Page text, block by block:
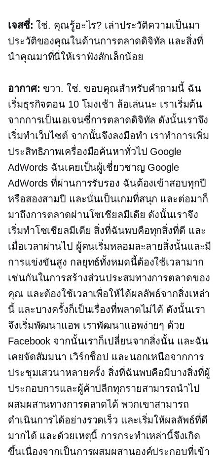
เจสซี่: ใช่. คุณรู้อะไร? เล่าประวัติความเป็นมา
ประวัติของคุณในด้านการตลาดดิจิทัล และสิ่งที่
นำคุณมาที่นี่ให้เราฟังสักเล็กน้อย
อากาศ: ขวา. ใช่. ขอบคุณสำหรับคำถามนี้ ฉัน
เริ่มธุรกิจตอน 10 โมงเช้า ล้อเล่นนะ เราเริ่มต้น
จากการเป็นเอเจนซี่การตลาดดิจิทัล ดังนั้นเราจึง
เริ่มทำเว็บไซต์ จากนั้นจึงลงมือทำ เราทำการเพิ่ม
ประสิทธิภาพเครื่องมือค้นหาทั่วไป Google
AdWords ฉันเคยเป็นผู้เชี่ยวชาญ Google
AdWords ที่ผ่านการรับรอง ฉันต้องเข้าสอบทุกปี
หรือสองสามปี และนั่นเป็นเกมที่สนุก และต่อมาก็
มาถึงการตลาดผ่านโซเชียลมีเดีย ดังนั้นเราจึง
เริ่มทำโซเชียลมีเดีย สิ่งที่ฉันพบคือทุกสิ่งที่ดี และ
เมื่อเวลาผ่านไป ผู้คนเริ่มหลอมละลายสิ่งนั้นและมี
การแข่งขันสูง กลยุทธ์ทั้งหมดนี้ต้องใช้เวลามาก
เช่นกันในการสร้างส่วนประสมทางการตลาดของ
คุณ และต้องใช้เวลาเพื่อให้ได้ผลลัพธ์จากสิ่งเหล่า
นี้ และบางครั้งก็เป็นเรื่องที่พลาดไม่ได้ ดังนั้นเรา
จึงเริ่มพัฒนาแอพ เราพัฒนาแอพง่ายๆ ด้วย
Facebook จากนั้นเราก็เปลี่ยนจากสิ่งนั้น และฉัน
เคยจัดสัมมนา เวิร์กช็อป และนอกเหนือจากการ
ประชุมเสวนาหลายครั้ง สิ่งที่ฉันพบคือมีบางสิ่งที่ผู้
ประกอบการและผู้ค้าปลีกทุกรายสามารถนำไป
ผสมผสานทางการตลาดได้ พวกเขาสามารถ
ดำเนินการได้อย่างรวดเร็ว และเริ่มให้ผลลัพธ์ที่ดี
มากได้ และด้วยเหตุนี้ การกระทำเหล่านี้จึงเกิด
ขึ้นเนื่องจากเป็นการผสมผสานองค์ประกอบที่เข้า